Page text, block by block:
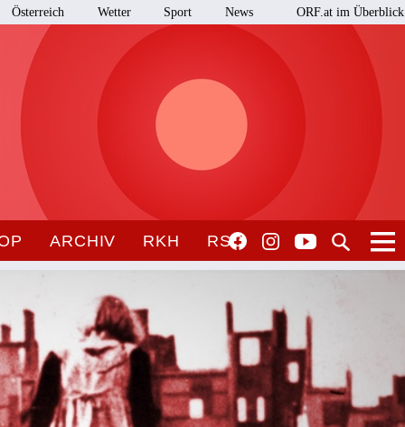
Österreich Wetter Sport News ORF.at im Überblick
ARCHIV RKH RSO